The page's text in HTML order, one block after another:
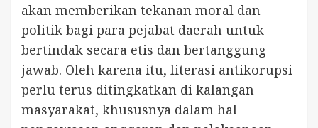
akan memberikan tekanan moral dan
politik bagi para pejabat daerah untuk
bertindak secara etis dan bertanggung
jawab. Oleh karena itu, literasi antikorupsi
perlu terus ditingkatkan di kalangan
masyarakat, khususnya dalam hal